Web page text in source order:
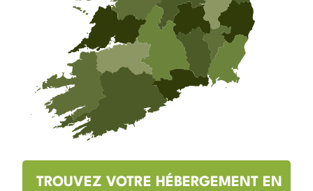
TROUVEZ VOTRE HÉBERGEMENT EN